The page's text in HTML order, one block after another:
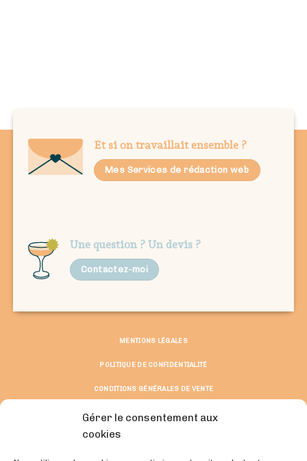
Gérer le consentement aux
cookies
Et si on travaillait ensemble ?
Mes Services de rédaction web
Une question ? Un devis ?
Contactez-moi
MENTIONS LÉGALES
POLITIQUE DE CONFIDENTIALITÉ
CONDITIONS GÉNÉRALES DE VENTE
© Copyright 2026 ©
Solène Boussemart et Natacha Siegler